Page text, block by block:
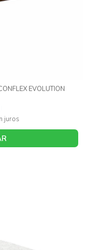
EVOLUTION
juros